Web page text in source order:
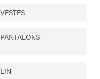
VESTES
PANTALONS
LIN